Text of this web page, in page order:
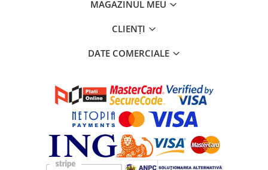
MAGAZINUL MEU
CLIENȚI
DATE COMERCIALE